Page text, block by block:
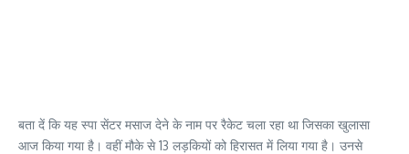
बता दें कि यह स्पा सेंटर मसाज देने के नाम पर रैकेट चला रहा था जिसका खुलासा
आज किया गया है। वहीं मौके से 13 लड़कियों को हिरासत में लिया गया है। उनसे